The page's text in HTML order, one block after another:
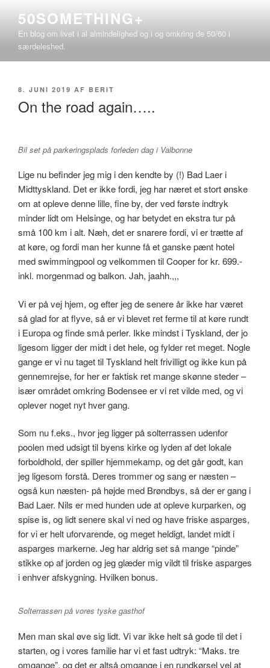
indhold
50SOMETHING+
En blog om livet i al almindelighed og i og omkring de 50/60 i
særdeleshed.
UDGIVET
8. JUNI 2019 AF BERIT
On the road again…..
Bil set på parkeringsplads forleden dag i Valbonne
Lige nu befinder jeg mig i den kendte by (!) Bad Laer i
Midttyskland. Det er ikke fordi, jeg har næret et stort ønske
om at opleve denne lille, fine by, der ved første indtryk
minder lidt om Helsinge, og har betydet en ekstra tur på
små 100 km i alt. Næh, det er snarere fordi, vi er trætte af
at køre, og fordi man her kunne få et ganske pænt hotel
med swimmingpool og velkommen til Cooper for kr. 699.-
inkl. morgenmad og balkon. Jah, jaahh.,,,
Vi er på vej hjem, og efter jeg de senere år ikke har været
så glad for at flyve, så er vi blevet ret ferme til at køre rundt
i Europa og finde små perler. Ikke mindst i Tyskland, der jo
ligesom ligger der midt i det hele, og fylder ret meget. Nogle
gange er vi nu taget til Tyskland helt frivilligt og ikke kun på
gennemrejse, for her er faktisk ret mange skønne steder –
især området omkring Bodensee er vi ret vilde med, og vi
oplever noget nyt hver gang.
Som nu f.eks., hvor jeg ligger på solterrassen udenfor
poolen med udsigt til byens kirke og lyden af det lokale
forboldhold, der spiller hjemmekamp, og det går godt, kan
jeg ligesom forstå. Deres trommer og sang er næsten –
også kun næsten- på højde med Brøndbys, så der er gang i
Bad Laer. Nils er med hunden ude at opleve kurparken, og
spise is, og lidt senere skal vi ned og have friske asparges,
for vi er helt uforvarende, og meget heldigt, landet midt i
asparges markerne. Jeg har aldrig set så mange “pinde”
stikke op af jorden og jeg glæder mig vildt til friske asparges
i enhver afskygning. Hvilken bonus.
Solterrassen på vores tyske gasthof
Men man skal øve sig lidt. Vi var ikke helt så gode til det i
starten, og i vores familie har vi et fast udtryk: “Maks. tre
omgange”, og det er altså omgange i en rundkørsel vel at